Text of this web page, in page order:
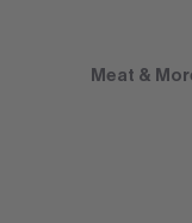
Meat &